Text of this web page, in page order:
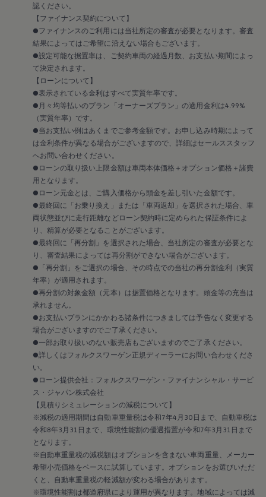
延長保証ウォルフィサポート
カスタマーセンター
タイヤパンク補償
認定中古車
“Certified Pre-Owned”の品質とは
延長保証サービスガイド
9つの約束
スマート買取
キャンペーン/ファイナンスプログラム
フォルクスワーゲンについて
企業情報
会社概要
会社概要EN
採用情報
正規ディーラー地域別採用情報
倫理・リスク管理・コンプライアンス
プレスリリース
2025
2024
2023
2022
2021
2020
2019
2018
2017
2016
リコール関連情報
セーフティ マイスター
認ください。
【ファイナンス契約について】
●ファイナンスのご利用には当社所定の審査が必要となります。審査
結果によってはご希望に沿えない場合もございます。
●設定可能な据置率は、ご契約車両の経過月数、お支払い期間によっ
て決定されます。
【ローンについて】
●表示されている金利はすべて実質年率です。
●月々均等払いのプラン「オーナーズプラン」の適用金利は4.99%
（実質年率）です。
●当お支払い例はあくまでご参考金額です。お申し込み時期によって
は金利条件が異なる場合がございますので、詳細はセールススタッフ
へお問い合わせください。
●ローンの取り扱い上限金額は車両本体価格＋オプション価格＋諸費
用となります。
●ローン元金とは、ご購入価格から頭金を差し引いた金額です。
●最終回に「お乗り換え」または「車両返却」を選択された場合、車
両状態並びに走行距離などローン契約時に定められた保証条件によ
り、精算が必要となることがございます。
●最終回に「再分割」を選択された場合、当社所定の審査が必要とな
り、審査結果によっては再分割ができない場合がございます。
●「再分割」をご選択の場合、その時点での当社の再分割金利（実質
年率）が適用されます。
●再分割の対象金額（元本）は据置価格となります。頭金等の充当は
承れません。
●お支払いプランにかかわる諸条件につきましては予告なく変更する
場合がございますのでご了承ください。
●一部お取り扱いのない販売店もございますのでご了承ください。
●詳しくはフォルクスワーゲン正規ディーラーにお問い合わせくださ
い。
●ローン提供会社：フォルクスワーゲン・ファイナンシャル・サービ
ス・ジャパン株式会社
【見積りシミュレーションの減税について】
※減税の適用期間は自動車重量税は令和7年4月30日まで、自動車税は
令和8年3月31日まで、環境性能割の優遇措置が令和7年3月31日まで
となります。
※自動車重量税の減税額はオプションを含まない車両重量、メーカー
希望小売価格をベースに試算しています。オプションをお選びいただ
くと、自動車重量税の軽減額が変わる場合があります。
※環境性能割は都道府県により運用が異なります。地域によっては減